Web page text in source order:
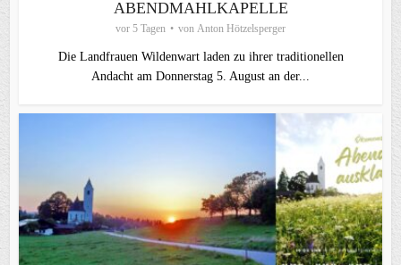
ABENDMAHLKAPELLE
vor 5 Tagen von Anton Hötzelsperger
Die Landfrauen Wildenwart laden zu ihrer traditionellen
Andacht am Donnerstag 5. August an der...